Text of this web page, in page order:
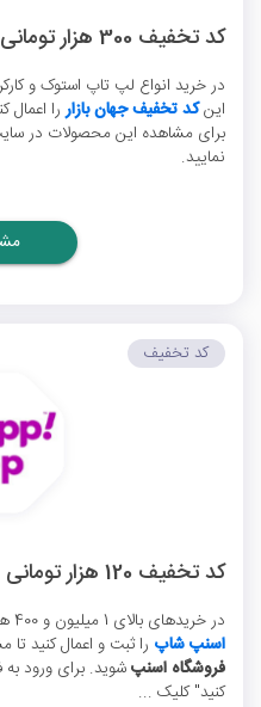
کد تخفیف 300 هزار تومانی لپ تاپ استوک جهان بازار
در خرید انواع لپ تاپ استوک و
اینکد تخفیف جهان بازار
برای مشاهده این محصولات در
نمایید.
کد تخفیف 120 هزار تومانی اسنپ شاپ
در خریدهای بالای 1 میلیون و 400 هزار تومان می‌توانید این
اسنپ شاپ را ثبت و اعمال کنید تا مشمول 120
فروشگاه اسنپشوید. برای ورود
کنید" کلیک ...
کد تخفیف